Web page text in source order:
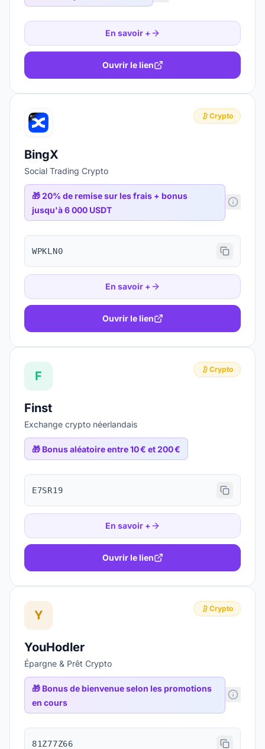
En savoir +
Ouvrir le lien
Crypto
BingX
Social Trading Crypto
🎁20% de remise sur les frais + bonus
jusqu'à 6 000 USDT
WPKLN0
En savoir +
Ouvrir le lien
F Crypto
Finst
Exchange crypto néerlandais
🎁 Bonus aléatoire entre 10 € et 200 €
E7SR19
En savoir +
Ouvrir le lien
Y Crypto
YouHodler
Épargne & Prêt Crypto
🎁 Bonus de bienvenue selon les promotions
en cours
81Z77Z66